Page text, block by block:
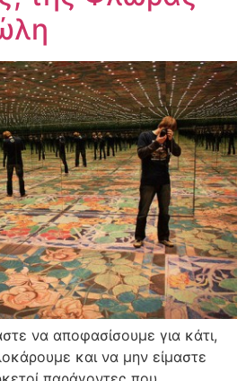
να αποφασίσουμε για κάτι,
και να μην είμαστε